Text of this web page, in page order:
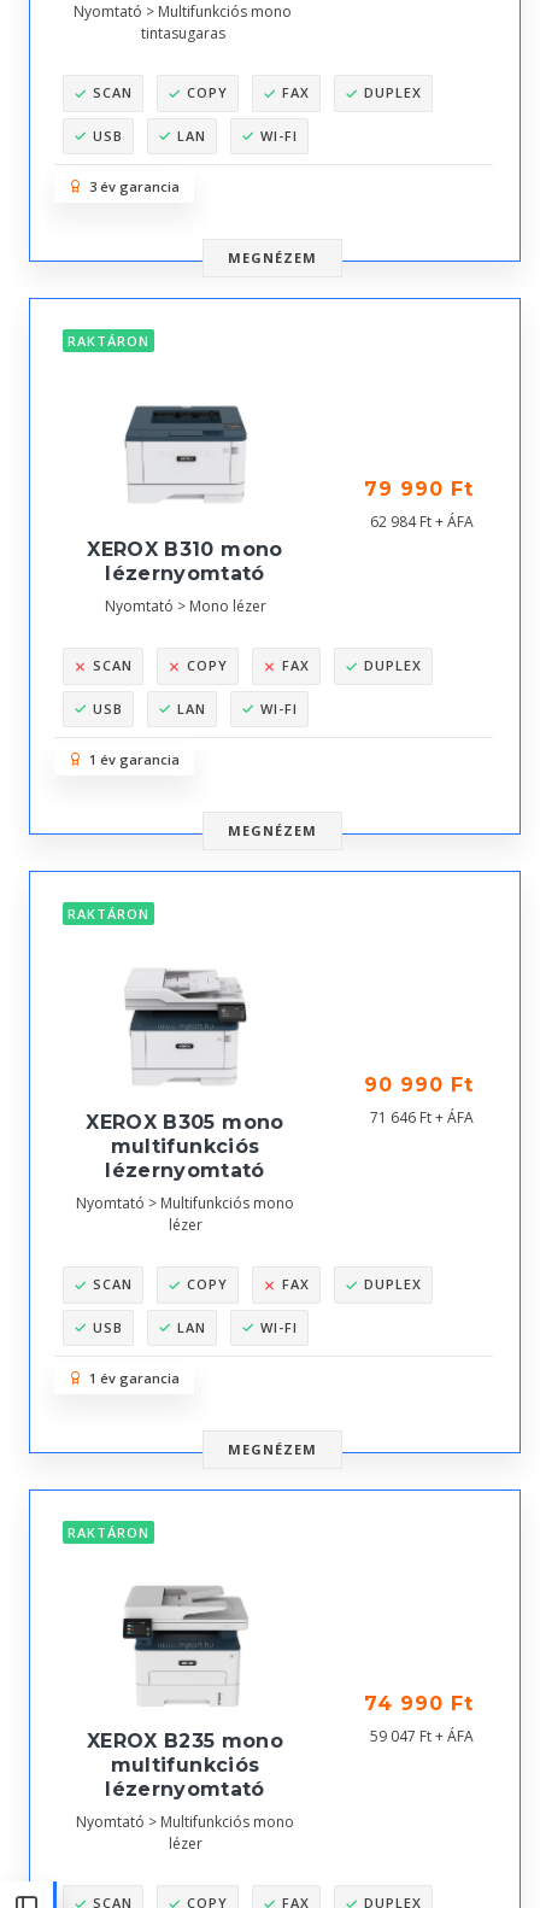
Nyomtató > Multifunkciós mono
tintasugaras
SCAN COPY FAX DUPLEX
USB LAN WI-FI
3 év garancia
MEGNÉZEM
RAKTÁRON
XEROX B310 mono
lézernyomtató
Nyomtató > Mono lézer
79 990 Ft
62 984 Ft + ÁFA
SCAN COPY FAX DUPLEX
USB LAN WI-FI
1 év garancia
MEGNÉZEM
RAKTÁRON
XEROX B305 mono
multifunkciós
lézernyomtató
Nyomtató > Multifunkciós mono
lézer
90 990 Ft
71 646 Ft + ÁFA
SCAN COPY FAX DUPLEX
USB LAN WI-FI
1 év garancia
MEGNÉZEM
RAKTÁRON
XEROX B235 mono
multifunkciós
lézernyomtató
Nyomtató > Multifunkciós mono
lézer
74 990 Ft
59 047 Ft + ÁFA
SCAN COPY FAX DUPLEX